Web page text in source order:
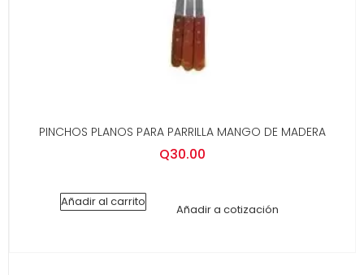
PINCHOS PLANOS PARA PARRILLA MANGO DE MADERA
Q30.00
Añadir al carrito
Añadir a cotización